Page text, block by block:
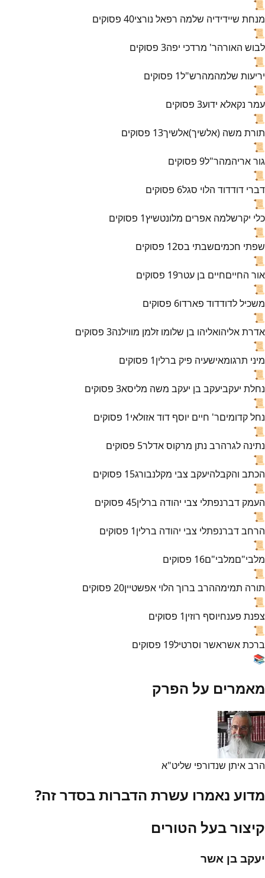
📜
מנחת שיידידיה שלמה רפאל נורצי40 פסוקים
📜
לבוש האורהר' מרדכי יפה3 פסוקים
📜
יריעות שלמהמהרש"ל1 פסוקים
📜
עמר נקאלא ידוע3 פסוקים
📜
תורת משה (אלשיך)אלשיך13 פסוקים
📜
גור אריהמהר"ל9 פסוקים
📜
דברי דודדוד הלוי סגל6 פסוקים
📜
כלי יקרשלמה אפרים מלונטשיץ1 פסוקים
📜
שפתי חכמיםשבתי בס12 פסוקים
📜
אור החייםחיים בן עטר19 פסוקים
📜
משכיל לדודדוד פארדו6 פסוקים
📜
אדרת אליהואליהו בן שלומו זלמן מווילנה3 פסוקים
📜
מיני תרגומאישעיה פיק ברלין1 פסוקים
📜
נחלת יעקביעקב בן יעקב משה מליסא3 פסוקים
📜
נחל קדומיםר' חיים יוסף דוד אזולאי1 פסוקים
📜
נתינה לגרהרב נתן מרקוס אדלר5 פסוקים
📜
הכתב והקבלהיעקב צבי מקלנבורג15 פסוקים
📜
העמק דברנפתלי צבי יהודה ברלין45 פסוקים
📜
הרחב דברנפתלי צבי יהודה ברלין1 פסוקים
📜
מלבי"םמלבי"ם16 פסוקים
📜
תורה תמימההרב ברוך הלוי אפשטיין20 פסוקים
📜
צפנת פענחיוסף רוזין1 פסוקים
📜
ברכת אשראשר וסרטיל19 פסוקים
📚
מאמרים על הפרק
הרב איתן שנדורפי שליט"א
מדוע נאמרו עשרת הדברות בסדר זה?
קיצור בעל הטורים
יעקב בן אשר